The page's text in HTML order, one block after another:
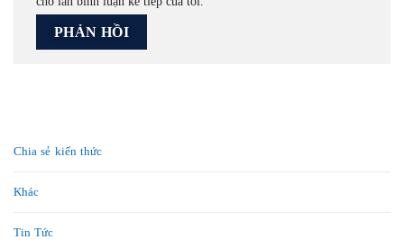
Chia sẻ kiến thức
Khác
Tin Tức